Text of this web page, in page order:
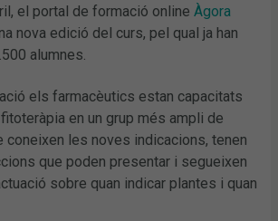
el portal de formació onlineÀgora
nova edició del curs, pel qual ja han
alumnes.
els farmacèutics estan capacitats
en un grup més ampli de
coneixen les noves indicacions, tenen
que poden presentar i segueixen
sobre quan indicar plantes i quan